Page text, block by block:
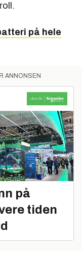
på hele
ANNONSEN
på
tiden